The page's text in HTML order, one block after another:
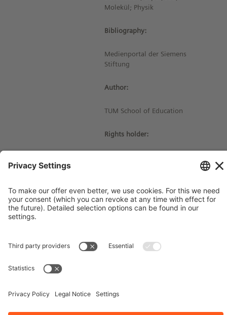
Molekül; Physik
Bibliography:
Medienportal der Siemens
Stiftung
Author:
TUM School of Education
Rights holder:
Imprint
Privacy Policy
Terms and Conditions